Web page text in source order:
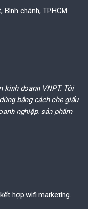
chánh, TP.HCM
kinh doanh VNPT. Tôi
bằng cách che giấu
nghiệp, sản phẩm
hợp wifi marketing.